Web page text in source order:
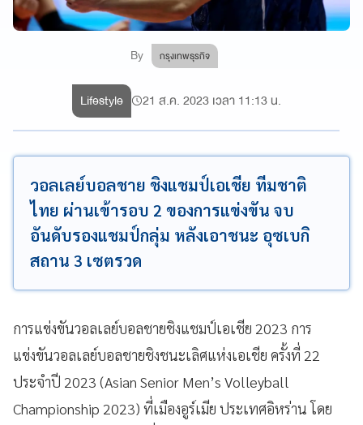
By กรุงเทพธุรกิจ
Lifestyle 21 ส.ค. 2023 เวลา 11:13 น.
วอลเลย์บอลชาย ชิงแชมป์เอเชีย ทีมชาติ
ไทย ผ่านเข้ารอบ 2 ของการแข่งขัน จบ
อันดับรองแชมป์กลุ่ม หลังเอาชนะ อุซเบกิ
สถาน 3 เซตรวด
การแข่งขันวอลเลย์บอลชายชิงแชมป์เอเชีย 2023 การ
แข่งขันวอลเลย์บอลชายชิงชนะเลิศแห่งเอเชีย ครั้งที่ 22
ประจำปี 2023 (Asian Senior Men’s Volleyball
Championship 2023) ที่เมืองอูร์เมีย ประเทศอิหร่าน โดย